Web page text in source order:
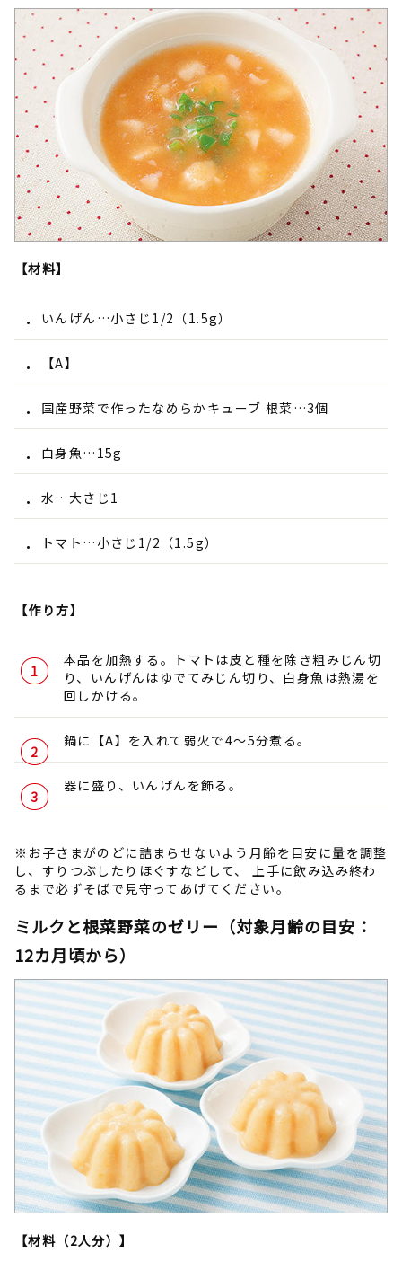
【材料】
いんげん…小さじ1/2（1.5g）
【A】
国産野菜で作ったなめらかキューブ 根菜…3個
白身魚…15g
水…大さじ1
トマト…小さじ1/2（1.5g）
【作り方】
本品を加熱する。トマトは皮と種を除き粗みじん切
り、いんげんはゆでてみじん切り、白身魚は熱湯を
回しかける。
鍋に【A】を入れて弱火で4～5分煮る。
器に盛り、いんげんを飾る。
※お子さまがのどに詰まらせないよう月齢を目安に量を調整
し、すりつぶしたりほぐすなどして、 上手に飲み込み終わ
るまで必ずそばで見守ってあげてください。
ミルクと根菜野菜のゼリー（対象月齢の目安：
12カ月頃から）
【材料（2人分）】